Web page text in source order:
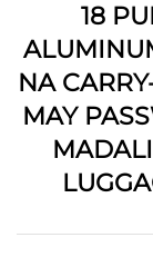
18
NA
MAY